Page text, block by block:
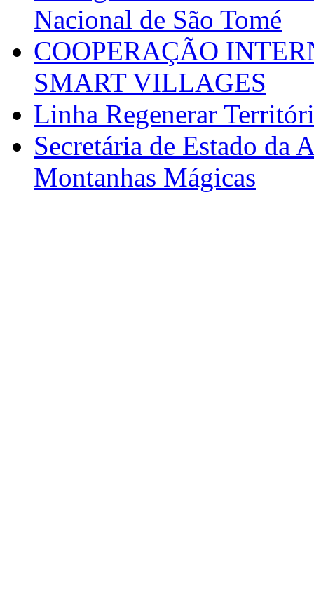
Nacional de São Tomé
COOPERAÇÃO
SMART VILLAGES
Linha Regenerar
Secretária de Estado da
Montanhas Mágicas